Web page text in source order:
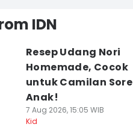
IDN
Resep Udang Nori
Homemade, Cocok
untuk Camilan Sore
Anak!
7 Aug 2026, 15:05 WIB
Kid